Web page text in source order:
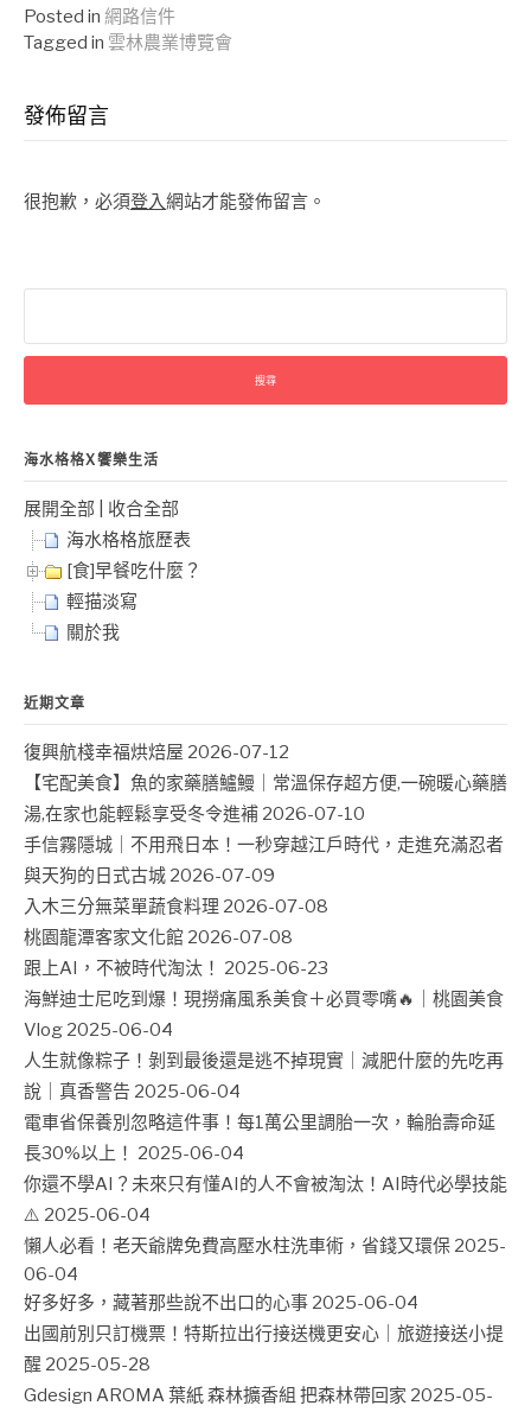
Posted in 網路信件
Tagged in 雲林農業博覽會
發佈留言
很抱歉，必須登入網站才能發佈留言。
關
字:
海水格格X饗樂生活
展開全部
收合全部
海水格格旅歷表
[食]早餐吃什麼？
輕描淡寫
關於我
近期文章
復興航棧幸福烘焙屋 2026-07-12
【宅配美食】魚的家藥膳鱸鰻｜常溫保存超方便,一碗暖心藥膳
湯,在家也能輕鬆享受冬令進補 2026-07-10
手信霧隱城｜不用飛日本！一秒穿越江戶時代，走進充滿忍者
與天狗的日式古城 2026-07-09
入木三分無菜單蔬食料理 2026-07-08
桃園龍潭客家文化館 2026-07-08
跟上AI，不被時代淘汰！ 2025-06-23
海鮮迪士尼吃到爆！現撈痛風系美食＋必買零嘴🔥｜桃園美食
Vlog 2025-06-04
人生就像粽子！剝到最後還是逃不掉現實｜減肥什麼的先吃再
說｜真香警告 2025-06-04
電車省保養別忽略這件事！每1萬公里調胎一次，輪胎壽命延
長30%以上！ 2025-06-04
你還不學AI？未來只有懂AI的人不會被淘汰！AI時代必學技能
⚠️ 2025-06-04
懶人必看！老天爺牌免費高壓水柱洗車術，省錢又環保 2025-
06-04
好多好多，藏著那些說不出口的心事 2025-06-04
出國前別只訂機票！特斯拉出行接送機更安心｜旅遊接送小提
醒 2025-05-28
Gdesign AROMA 葉紙 森林擴香組 把森林帶回家 2025-05-